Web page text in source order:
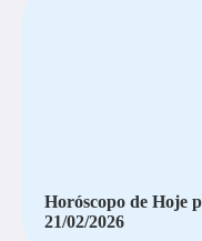
Horóscopo de Hoje
21/02/2026